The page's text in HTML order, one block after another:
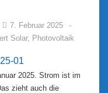
7. Februar 2025
Solar, Photovoltaik
2025. Strom ist im
zieht auch die